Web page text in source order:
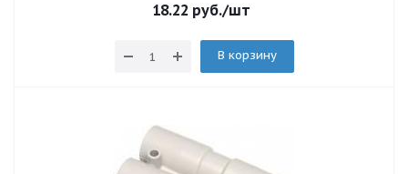
18.22 руб./шт
В корзину